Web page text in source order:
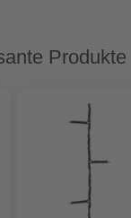
Produkte